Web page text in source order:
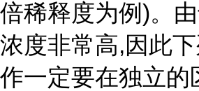
倍稀释度为例)。
浓度非常高,因此
作一定要在独立的